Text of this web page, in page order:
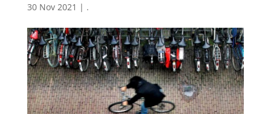
30 Nov 2021 | .